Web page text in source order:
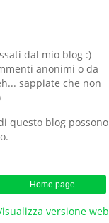
dal mio blog :)
anonimi o da
sappiate che non
questo blog possono
Home page
versione web